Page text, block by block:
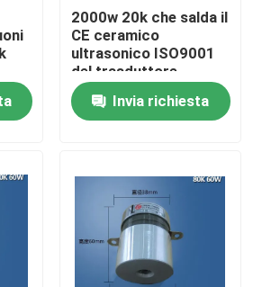
ad alta potenza
di multi frequenza
2000w 20k che salda il
CE ceramico
ultrasonico ISO9001
del trasduttore
Invia richiesta